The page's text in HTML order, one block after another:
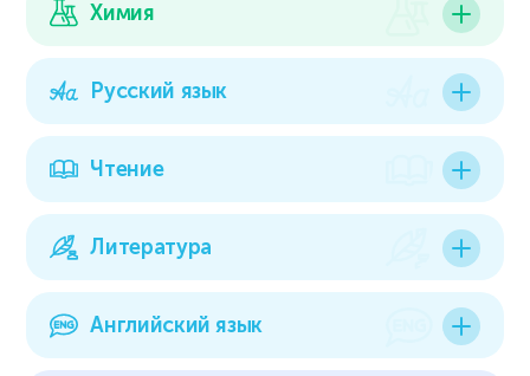
Химия
Русский язык
Чтение
Литература
Английский язык